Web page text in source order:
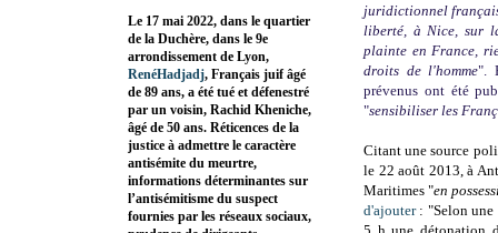
juridictionnel
liberté, à Nice, sur
plainte en France,
droits de l'homme".
prévenus ont été
"sensibiliser les
Citant une source
le 22 août 2013, à
Maritimes "en
d'ajouter: "Selon une
Le 17 mai 2022, dans le quartier
de la Duchère, dans le 9e
arrondissement de Lyon,
RenéHadjadj, Français juif âgé
de 89 ans, a été tué et défenestré
par un voisin, Rachid Kheniche,
âgé de 50 ans. Réticences de la
justice à admettre le caractère
antisémite du meurtre,
informations déterminantes sur
l’antisémitisme du suspect
fournies par les réseaux sociaux,